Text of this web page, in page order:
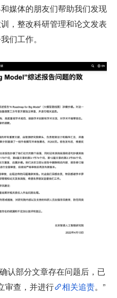
媒体的朋友们帮助我们发现
，整改科研管理和论文发表
们工作。
认部分文章存在问题后，已
审查，并进行
相关追责。”